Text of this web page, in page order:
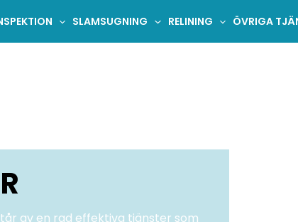
SLAMSUGNING RELINING ÖVRIGA
av en rad effektiva tjänster som